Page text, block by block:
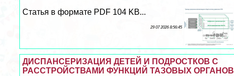
Статья в формате PDF 104 KB...
29 07 2026 8:56:45
ДИСПАНСЕРИЗАЦИЯ ДЕТЕЙ И ПОДРОСТКОВ С
РАССТРОЙСТВАМИ ФУНКЦИЙ ТАЗОВЫХ ОРГАНОВ